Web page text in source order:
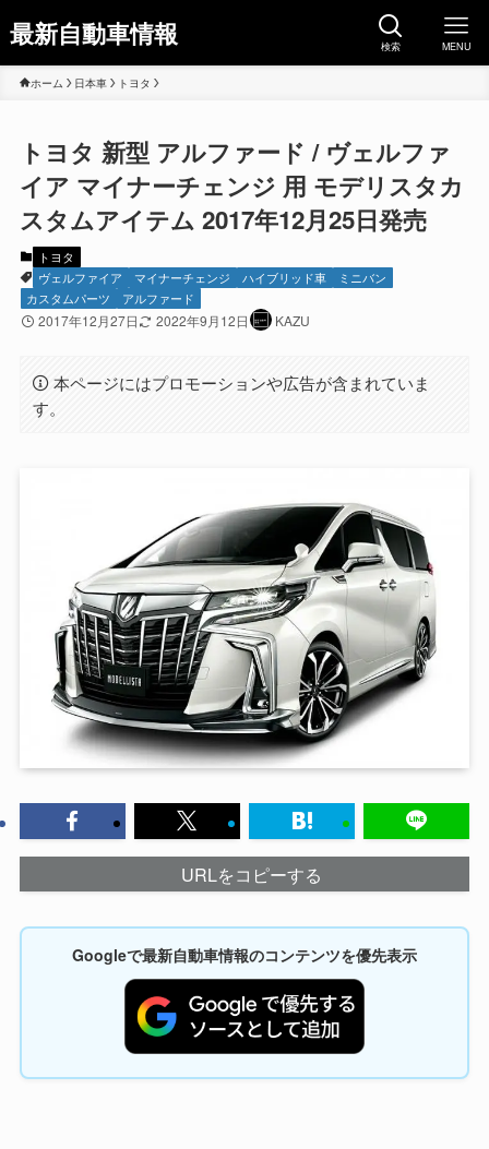
最新自動車情報 検索 MENU
ホーム 日本車 トヨタ
トヨタ 新型 アルファード / ヴェルファ
イア マイナーチェンジ 用 モデリスタカ
スタムアイテム 2017年12月25日発売
トヨタ
ヴェルファイア
マイナーチェンジ ハイブリッド車
ミニバン
カスタムパーツ
アルファード
2017年12月27日 2022年9月12日 KAZU
本ページにはプロモーションや広告が含まれていま
す。
URLをコピーする
Googleで最新自動車情報のコンテンツを優先表示